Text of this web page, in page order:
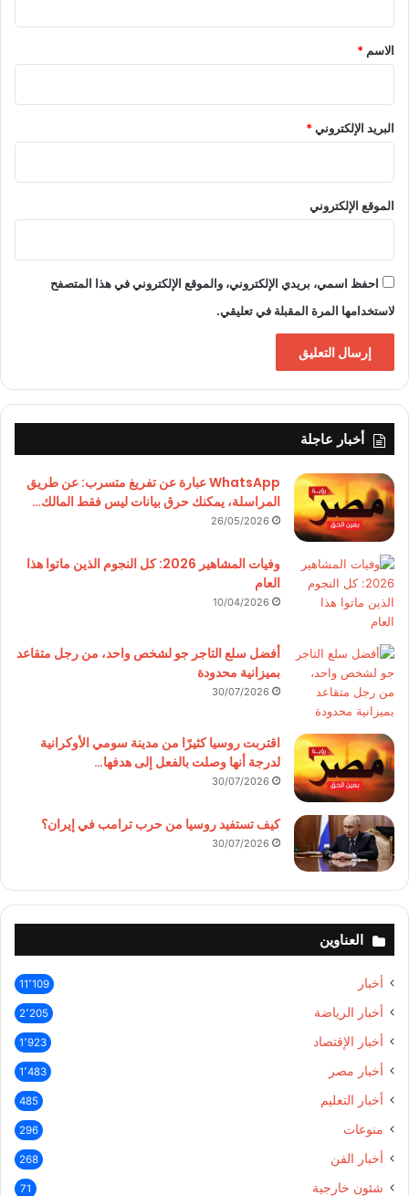
*
الاسم *
البريد الإلكتروني*
الموقع الإلكتروني
احفظ اسمي، بريدي الإلكتروني، والموقع الإلكتروني في هذا المتصفح
لاستخدامها المرة المقبلة في تعليقي.
أخبار عاجلة
WhatsApp عبارة عن تفريغ متسرب: عن طريق
المراسلة، يمكنك حرق بيانات ليس فقط المالك…
26/05/2026
وفيات المشاهير 2026: كل النجوم الذين ماتوا هذا
العام
10/04/2026
أفضل سلع التاجر جو لشخص واحد، من رجل متقاعد
بميزانية محدودة
30/07/2026
اقتربت روسيا كثيرًا من مدينة سومي الأوكرانية
لدرجة أنها وصلت بالفعل إلى هدفها…
30/07/2026
كيف تستفيد روسيا من حرب ترامب في إيران؟
30/07/2026
العناوين
أخبار 11٬109
أخبار الرياضة 2٬205
أخبار الإقتصاد 1٬923
أخبار مصر 1٬483
أخبار التعليم 485
منوعات 296
أخبار الفن 268
شئون خارجية 71